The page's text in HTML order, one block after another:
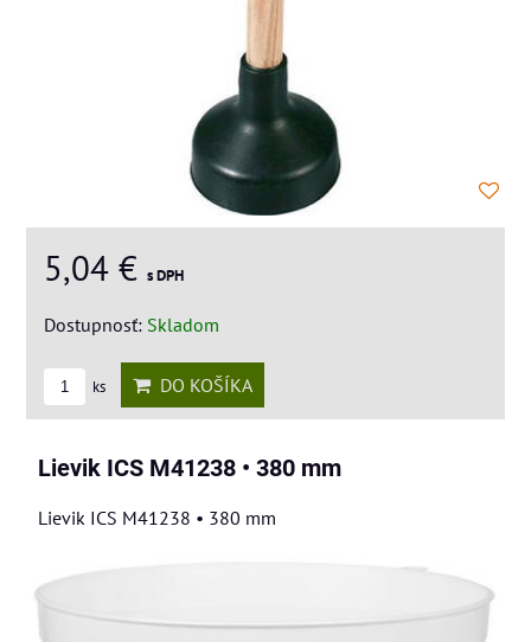
5,04 € s DPH
Dostupnosť: Skladom
ks DO KOŠÍKA
Lievik ICS M41238 • 380 mm
Lievik ICS M41238 • 380 mm